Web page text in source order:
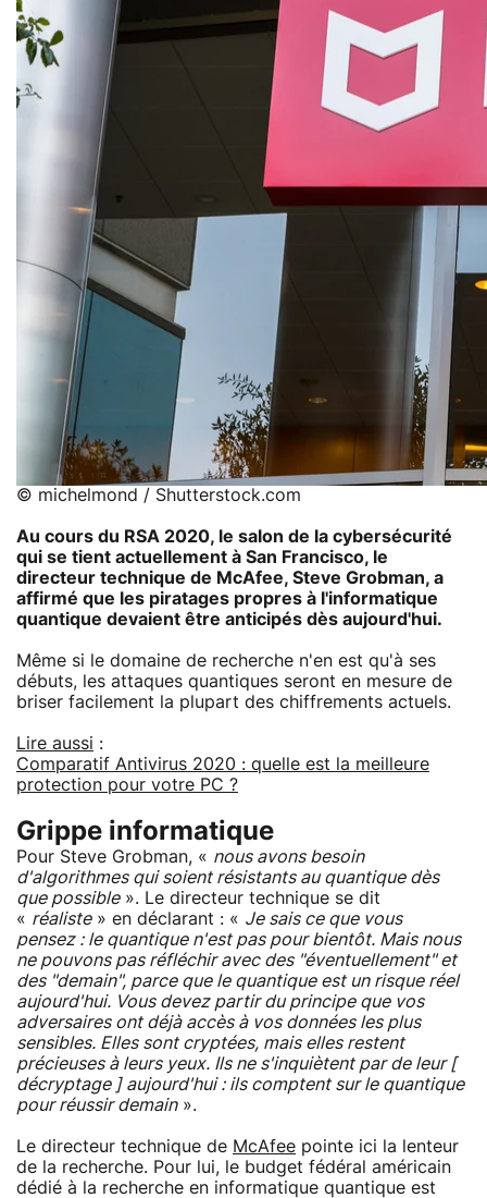
© michelmond / Shutterstock.com
Au cours du RSA 2020, le salon de la cybersécurité
qui se tient actuellement à San Francisco, le
directeur technique de McAfee, Steve Grobman, a
affirmé que les piratages propres à l'informatique
quantique devaient être anticipés dès aujourd'hui.
Même si le domaine de recherche n'en est qu'à ses
débuts, les attaques quantiques seront en mesure de
briser facilement la plupart des chiffrements actuels.
Lire aussi :
Comparatif Antivirus 2020 : quelle est la meilleure
protection pour votre PC ?
Grippe informatique
Pour Steve Grobman, « nous avons besoin
d'algorithmes qui soient résistants au quantique dès
que possible». Le directeur technique se dit
« réaliste» en déclarant : « Je sais ce que vous
pensez : le quantique n'est pas pour bientôt. Mais nous
ne pouvons pas réfléchir avec des "éventuellement" et
des "demain", parce que le quantique est un risque réel
aujourd'hui. Vous devez partir du principe que vos
adversaires ont déjà accès à vos données les plus
sensibles. Elles sont cryptées, mais elles restent
précieuses à leurs yeux. Ils ne s'inquiètent par de leur [
décryptage ] aujourd'hui : ils comptent sur le quantique
pour réussir demain».
Le directeur technique de McAfee pointe ici la lenteur
de la recherche. Pour lui, le budget fédéral américain
dédié à la recherche en informatique quantique est